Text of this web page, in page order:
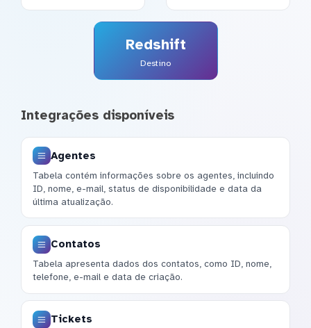
Redshift
Destino
Integrações disponíveis
Agentes
Tabela contém informações sobre os agentes, incluindo
ID, nome, e-mail, status de disponibilidade e data da
última atualização.
Contatos
Tabela apresenta dados dos contatos, como ID, nome,
telefone, e-mail e data de criação.
Tickets